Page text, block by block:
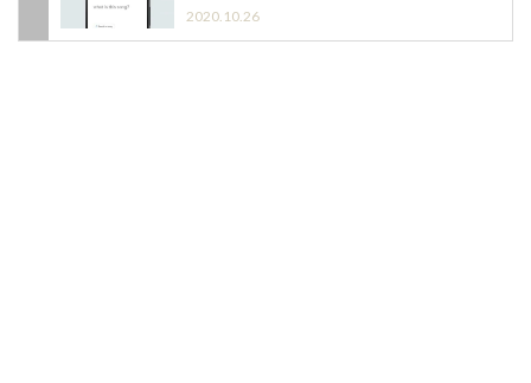
2020.10.26